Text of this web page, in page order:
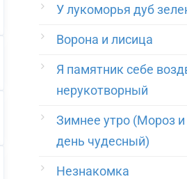
У лукоморья дуб
Ворона и лисица
Я памятник себе
нерукотворный
Зимнее утро (Мороз и
день чудесный)
Незнакомка